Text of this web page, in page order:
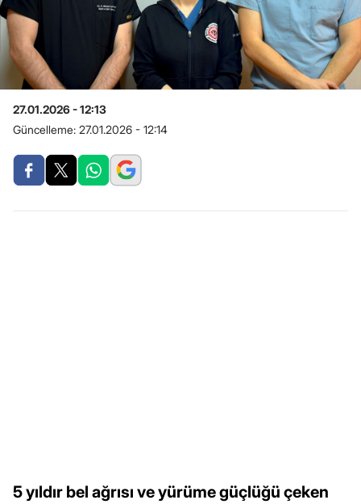
27.01.2026 - 12:13
Güncelleme: 27.01.2026 - 12:14
5 yıldır bel ağrısı ve yürüme güçlüğü çeken